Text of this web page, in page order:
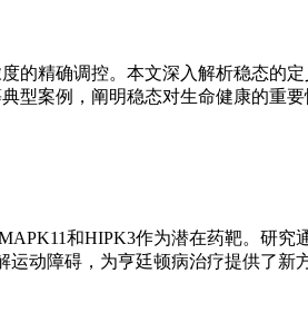
的精确调控。本文深入解析稳态的
型案例，阐明稳态对生命健康的重要
和HIPK3作为潜在药靶。研
动障碍，为亨廷顿病治疗提供了新